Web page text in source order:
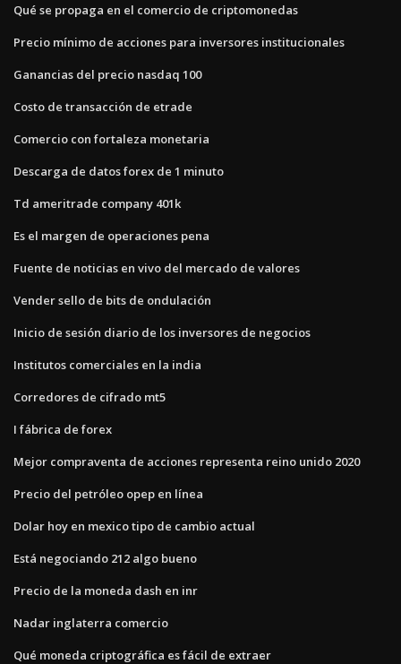
Qué se propaga en el comercio de criptomonedas
Precio mínimo de acciones para inversores institucionales
Ganancias del precio nasdaq 100
Costo de transacción de etrade
Comercio con fortaleza monetaria
Descarga de datos forex de 1 minuto
Td ameritrade company 401k
Es el margen de operaciones pena
Fuente de noticias en vivo del mercado de valores
Vender sello de bits de ondulación
Inicio de sesión diario de los inversores de negocios
Institutos comerciales en la india
Corredores de cifrado mt5
I fábrica de forex
Mejor compraventa de acciones representa reino unido 2020
Precio del petróleo opep en línea
Dolar hoy en mexico tipo de cambio actual
Está negociando 212 algo bueno
Precio de la moneda dash en inr
Nadar inglaterra comercio
Qué moneda criptográfica es fácil de extraer